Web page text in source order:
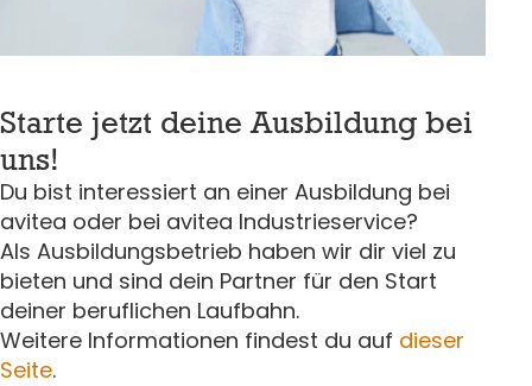
Starte jetzt deine Ausbildung bei
uns!
Du bist interessiert an einer Ausbildung bei
avitea oder bei avitea Industrieservice?
Als Ausbildungsbetrieb haben wir dir viel zu
bieten und sind dein Partner für den Start
deiner beruflichen Laufbahn.
Weitere Informationen findest du auf dieser
Seite.